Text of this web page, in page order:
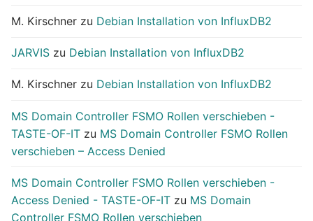
M. Kirschner zu Debian Installation von InfluxDB2
JARVIS zu Debian Installation von InfluxDB2
M. Kirschner zu Debian Installation von InfluxDB2
MS Domain Controller FSMO Rollen verschieben -
TASTE-OF-IT zu MS Domain Controller FSMO Rollen
verschieben – Access Denied
MS Domain Controller FSMO Rollen verschieben -
Access Denied - TASTE-OF-IT zu MS Domain
Controller FSMO Rollen verschieben